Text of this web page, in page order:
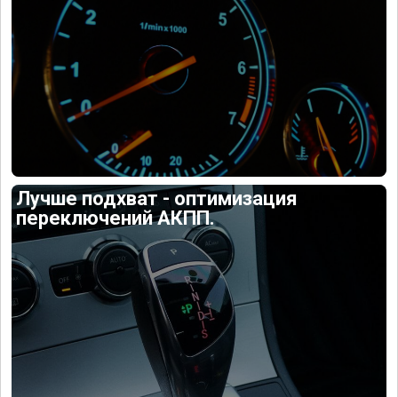
Лучше подхват - оптимизация
переключений АКПП.